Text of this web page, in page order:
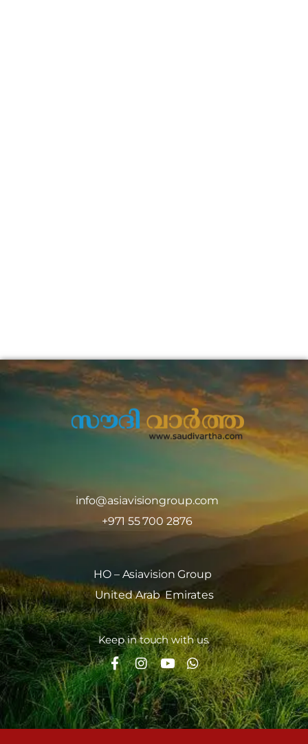
info@asiavisiongroup.com
+971 55 700 2876
HO – Asiavision Group
United Arab Emirates
Keep in touch with us.